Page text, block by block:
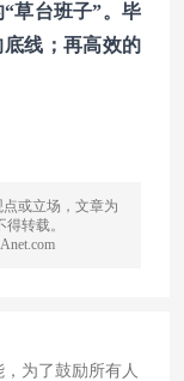
草台班子”。毕
线；再高效的
或立场，文章为
转载。
，为了鼓励所有人